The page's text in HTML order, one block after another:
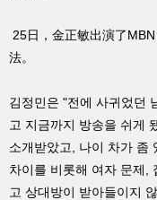
25日，金正敏出演了
法。
김정민은 "전에 사귀었던
고 지금까지 방송을 쉬게
소개받았고, 나이 차가 좀
차이를 비롯해 여자 문제,
고 상대방이 받아들이지